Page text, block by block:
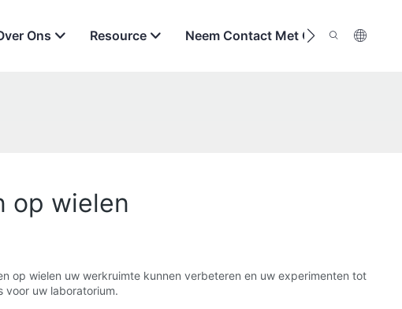
Ons Resource Neem Contact Met Ons Op
op wielen
op wielen uw werkruimte kunnen verbeteren en uw experimenten tot
voor uw laboratorium.